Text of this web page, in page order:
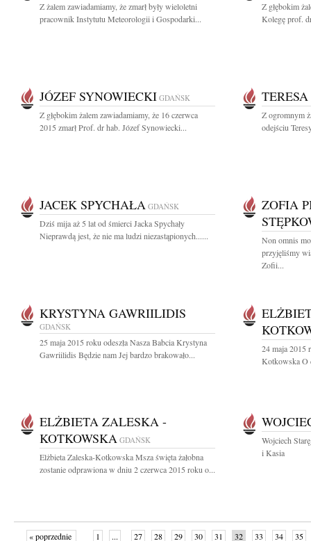
Z żalem zawiadamiamy, że zmarł były wieloletni
pracownik Instytutu Meteorologii i Gospodarki...
Z głębokim
Kolegę prof.
JÓZEF SYNOWIECKI GDAŃSK
Z głębokim żalem zawiadamiamy, że 16 czerwca
2015 zmarł Prof. dr hab. Józef Synowiecki...
Z ogromnym
odejściu
JACEK SPYCHAŁA GDAŃSK
Dziś mija aż 5 lat od śmierci Jacka Spychały
Nieprawdą jest, że nie ma ludzi niezastąpionych......
ZOFIA
Non omnis
przyjęliśmy
Zofii...
KRYSTYNA GAWRIILIDIS
GDAŃSK
25 maja 2015 roku odeszła Nasza Babcia Krystyna
Gawriilidis Będzie nam Jej bardzo brakowało...
24 maja 2015
Kotkowska O
ELŻBIETA ZALESKA -
KOTKOWSKA GDAŃSK
Elżbieta Zaleska-Kotkowska Msza święta żałobna
zostanie odprawiona w dniu 2 czerwca 2015 roku o...
Wojciech
i Kasia
« poprzednie 1 ... 27 28 29 30 31 32 33 34 35